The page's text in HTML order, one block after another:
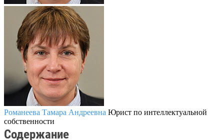
Романеева Тамара Андреевна Юрист по интеллектуальной
собственности
Содержание